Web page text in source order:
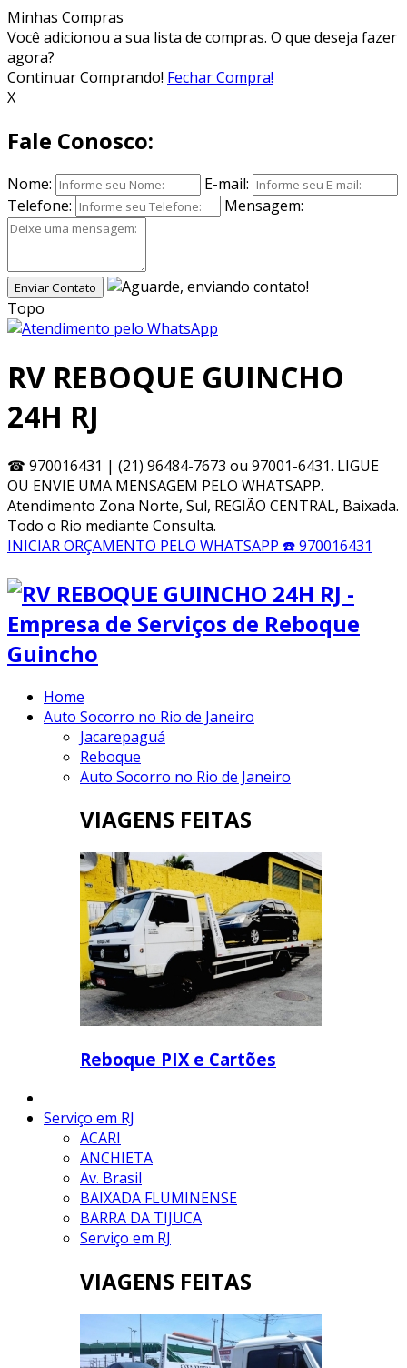
Minhas Compras
Você adicionou a sua lista de compras. O que deseja fazer
agora?
Continuar Comprando! Fechar Compra!
X
Fale Conosco:
Nome:
E-mail:
Telefone:
Mensagem:
Enviar Contato
Topo
RV REBOQUE GUINCHO
24H RJ
☎ 970016431 | (21) 96484-7673 ou 97001-6431. LIGUE
OU ENVIE UMA MENSAGEM PELO WHATSAPP.
Atendimento Zona Norte, Sul, REGIÃO CENTRAL, Baixada.
Todo o Rio mediante Consulta.
INICIAR ORÇAMENTO PELO WHATSAPP ☎️ 970016431
Home
Auto Socorro no Rio de Janeiro
Jacarepaguá
Reboque
Auto Socorro no Rio de Janeiro
VIAGENS FEITAS
Reboque PIX e Cartões
Serviço em RJ
ACARI
ANCHIETA
Av. Brasil
BAIXADA FLUMINENSE
BARRA DA TIJUCA
Serviço em RJ
VIAGENS FEITAS